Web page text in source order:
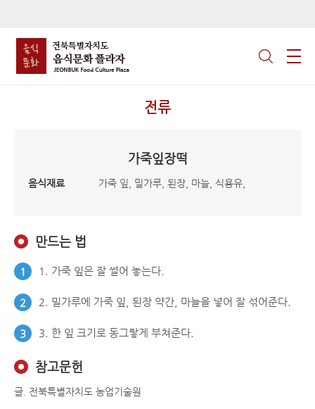
전류
가죽잎장떡
음식재료 가죽 잎, 밀가루, 된장, 마늘, 식용유,
만드는 법
1 1. 가죽 잎은 잘 썰어 놓는다.
2 2. 밀가루에 가죽 잎, 된장 약간, 마늘을 넣어 잘 섞어준다.
3 3. 한 잎 크기로 동그랗게 부쳐준다.
참고문헌
글. 전북특별자치도 농업기술원